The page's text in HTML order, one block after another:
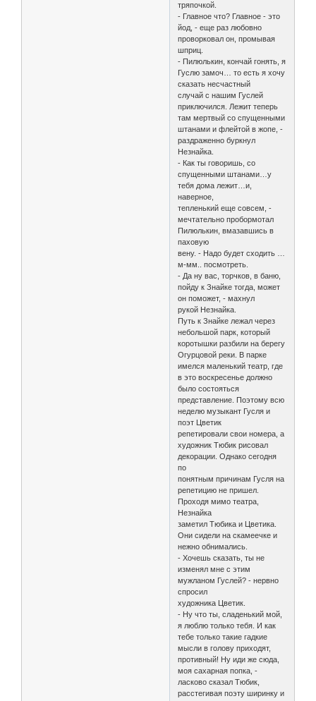
тряпочкой.
- Главное что? Главное - это
йод, - еще раз любовно
проворковал он, промывая
шприц.
- Пилюлькин, кончай гонять, я
Гуслю замоч… то есть я хочу
сказать несчастный
случай с нашим Гуслей
приключился. Лежит теперь
там мертвый со спущенными
штанами и флейтой в жопе, -
раздраженно буркнул
Незнайка.
- Как ты говоришь, со
спущенными штанами…у
тебя дома лежит…и,
наверное,
тепленький еще совсем, -
мечтательно пробормотал
Пилюлькин, вмазавшись в
паховую
вену. - Надо будет сходить …
м-мм.. посмотреть.
- Да ну вас, торчков, в баню,
пойду к Знайке тогда, может
он поможет, - махнул
рукой Незнайка.
Путь к Знайке лежал через
небольшой парк, который
коротышки разбили на берегу
Огурцовой реки. В парке
имелся маленький театр, где
в это воскресенье должно
было состояться
представление. Поэтому всю
неделю музыкант Гусля и
поэт Цветик
репетировали свои номера, а
художник Тюбик рисовал
декорации. Однако сегодня
по
понятным причинам Гусля на
репетицию не пришел.
Проходя мимо театра,
Незнайка
заметил Тюбика и Цветика.
Они сидели на скамеечке и
нежно обнимались.
- Хочешь сказать, ты не
изменял мне с этим
мужланом Гуслей? - нервно
спросил
художника Цветик.
- Ну что ты, сладенький мой,
я люблю только тебя. И как
тебе только такие гадкие
мысли в голову приходят,
противный! Ну иди же сюда,
моя сахарная попка, -
ласково сказал Тюбик,
расстегивая поэту ширинку и